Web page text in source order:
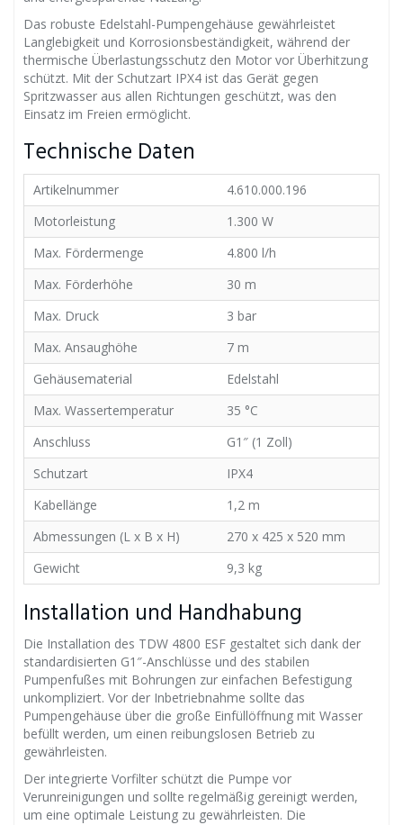
Das robuste Edelstahl-Pumpengehäuse gewährleistet
Langlebigkeit und Korrosionsbeständigkeit, während der
thermische Überlastungsschutz den Motor vor Überhitzung
schützt. Mit der Schutzart IPX4 ist das Gerät gegen
Spritzwasser aus allen Richtungen geschützt, was den
Einsatz im Freien ermöglicht.
Technische Daten
Artikelnummer
4.610.000.196
Motorleistung
1.300 W
Max. Fördermenge
4.800 l/h
Max. Förderhöhe
30 m
Max. Druck
3 bar
Max. Ansaughöhe
7 m
Gehäusematerial
Edelstahl
Max. Wassertemperatur
35 °C
Anschluss
G1″ (1 Zoll)
Schutzart
IPX4
Kabellänge
1,2 m
Abmessungen (L x B x H)
270 x 425 x 520 mm
Gewicht
9,3 kg
Installation und Handhabung
Die Installation des TDW 4800 ESF gestaltet sich dank der
standardisierten G1″-Anschlüsse und des stabilen
Pumpenfußes mit Bohrungen zur einfachen Befestigung
unkompliziert. Vor der Inbetriebnahme sollte das
Pumpengehäuse über die große Einfüllöffnung mit Wasser
befüllt werden, um einen reibungslosen Betrieb zu
gewährleisten.
Der integrierte Vorfilter schützt die Pumpe vor
Verunreinigungen und sollte regelmäßig gereinigt werden,
um eine optimale Leistung zu gewährleisten. Die